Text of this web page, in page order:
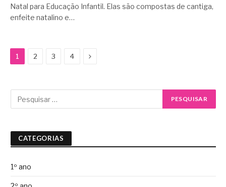
Natal para Educação Infantil. Elas são compostas de cantiga,
enfeite natalino e…
1 2 3 4 Next
CATEGORIAS
1º ano